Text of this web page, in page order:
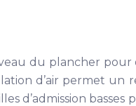
du plancher pour
d’air permet
d’admission basses